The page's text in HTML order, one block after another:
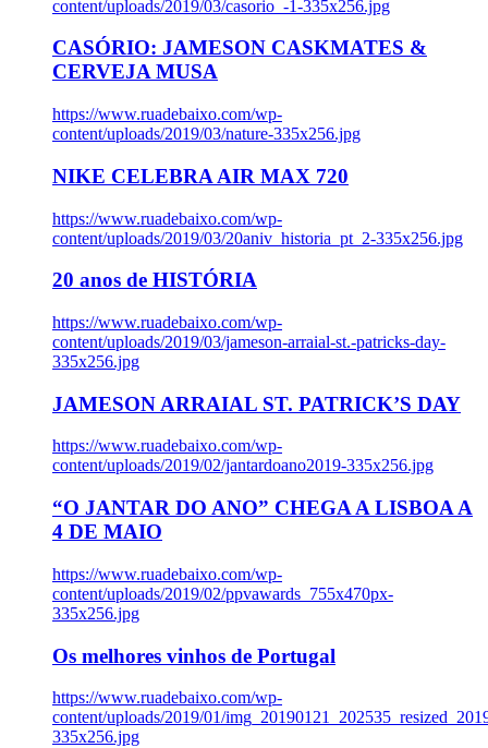
content/uploads/2019/03/casorio_-1-335x256.jpg
CASÓRIO: JAMESON CASKMATES &
CERVEJA MUSA
https://www.ruadebaixo.com/wp-
content/uploads/2019/03/nature-335x256.jpg
NIKE CELEBRA AIR MAX 720
https://www.ruadebaixo.com/wp-
content/uploads/2019/03/20aniv_historia_pt_2-335x256.jpg
20 anos de HISTÓRIA
https://www.ruadebaixo.com/wp-
content/uploads/2019/03/jameson-arraial-st.-patricks-day-
335x256.jpg
JAMESON ARRAIAL ST. PATRICK’S DAY
https://www.ruadebaixo.com/wp-
content/uploads/2019/02/jantardoano2019-335x256.jpg
“O JANTAR DO ANO” CHEGA A LISBOA A
4 DE MAIO
https://www.ruadebaixo.com/wp-
content/uploads/2019/02/ppvawards_755x470px-
335x256.jpg
Os melhores vinhos de Portugal
https://www.ruadebaixo.com/wp-
content/uploads/2019/01/
335x256.jpg